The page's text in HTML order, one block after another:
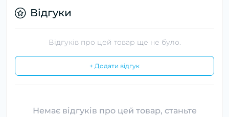
Відгуки
Відгуків про цей товар ще не було.
+ Додати відгук
Немає відгуків про цей товар, станьте